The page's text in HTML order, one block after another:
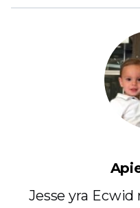
Jesse yra Ecwid